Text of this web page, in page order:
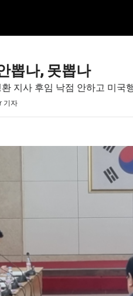
뽑나, 못뽑나
지사 후임 낙점 안하고 미국
기자